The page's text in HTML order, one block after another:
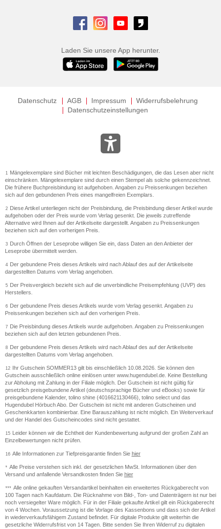
Laden Sie unsere App herunter.
Datenschutz AGB Impressum
Widerrufsbelehrung
Datenschutzeinstellungen
1 Mängelexemplare sind Bücher mit leichten Beschädigungen, die das Lesen aber nicht
einschränken. Mängelexemplare sind durch einen Stempel als solche gekennzeichnet.
Die frühere Buchpreisbindung ist aufgehoben. Angaben zu Preissenkungen beziehen
sich auf den gebundenen Preis eines mangelfreien Exemplars.
2
Diese Artikel unterliegen nicht der Preisbindung, die Preisbindung dieser Artikel wurde
aufgehoben oder der Preis wurde vom Verlag gesenkt. Die jeweils zutreffende
Alternative wird Ihnen auf der Artikelseite dargestellt. Angaben zu Preissenkungen
beziehen sich auf den vorherigen Preis.
3
Durch Öffnen der Leseprobe willigen Sie ein, dass Daten an den Anbieter der
Leseprobe übermittelt werden.
4
Der gebundene Preis dieses Artikels wird nach Ablauf des auf der Artikelseite
dargestellten Datums vom Verlag angehoben.
5
Der Preisvergleich bezieht sich auf die unverbindliche Preisempfehlung (UVP) des
Herstellers.
6
Der gebundene Preis dieses Artikels wurde vom Verlag gesenkt. Angaben zu
Preissenkungen beziehen sich auf den vorherigen Preis.
7
Die Preisbindung dieses Artikels wurde aufgehoben. Angaben zu Preissenkungen
beziehen sich auf den letzten gebundenen Preis.
8
Der gebundene Preis dieses Artikels wird nach Ablauf des auf der Artikelseite
dargestellten Datums vom Verlag angehoben.
12
Ihr Gutschein SOMMER13 gilt bis einschließlich 10.08.2026. Sie können den
Gutschein ausschließlich online einlösen unter www.hugendubel.de. Keine Bestellung
zur Abholung mit Zahlung in der Filiale möglich. Der Gutschein ist nicht gültig für
gesetzlich preisgebundene Artikel (deutschsprachige Bücher und eBooks) sowie für
preisgebundene Kalender, tolino shine (4016621130466), tolino select und das
Hugendubel Hörbuch Abo. Der Gutschein ist nicht mit anderen Gutscheinen und
Geschenkkarten kombinierbar. Eine Barauszahlung ist nicht möglich. Ein Weiterverkauf
und der Handel des Gutscheincodes sind nicht gestattet.
15
Leider können wir die Echtheit der Kundenbewertung aufgrund der großen Zahl an
Einzelbewertungen nicht prüfen.
16 Alle Informationen zur Tiefpreisgarantie finden Sie hier
* Alle Preise verstehen sich inkl. der gesetzlichen MwSt. Informationen über den
Versand und anfallende Versandkosten finden Sie hier
*** Alle online gekauften Versandartikel beinhalten ein erweitertes Rückgaberecht von
100 Tagen nach Kaufdatum. Die Rücknahme von Bild-, Ton- und Datenträgern ist nur bei
noch versiegelter Ware möglich. Für in der Filiale gekaufte Artikel gilt ein Rückgaberecht
von 4 Wochen. Voraussetzung ist die Vorlage des Kassenbons und dass sich der Artikel
in wiederverkaufsfähigem Zustand befindet. Für digitale Produkte gilt weiterhin die
gesetzliche Widerrufsfrist von 14 Tagen. Bitte senden Sie Ihren Widerruf zu digitalen